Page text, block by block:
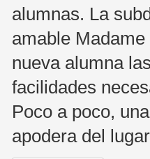
alumnas. La
amable
nueva alumna
facilidades
Poco a poco,
apodera del